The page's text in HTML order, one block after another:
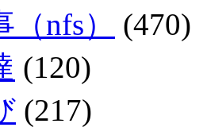
nfs）
(470)
(120)
(217)